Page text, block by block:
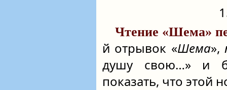
Чтение «Шема»
й отрывок «Шема»,
душу свою…» и
показать, что этой